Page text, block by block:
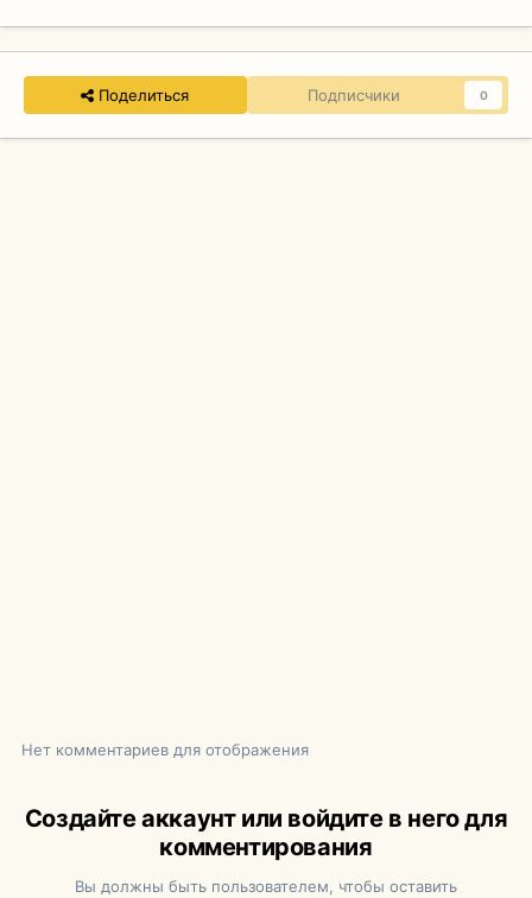
Поделиться Подписчики 0
Нет комментариев для отображения
Создайте аккаунт или войдите в него для
комментирования
Вы должны быть пользователем, чтобы оставить